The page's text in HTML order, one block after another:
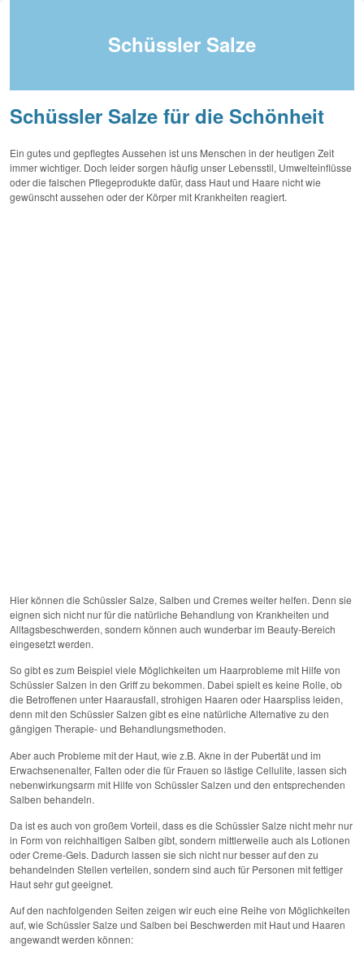
Schüssler Salze
Schüssler Salze für die Schönheit
Ein gutes und gepflegtes Aussehen ist uns Menschen in der heutigen Zeit
immer wichtiger. Doch leider sorgen häufig unser Lebensstil, Umwelteinflüsse
oder die falschen Pflegeprodukte dafür, dass Haut und Haare nicht wie
gewünscht aussehen oder der Körper mit Krankheiten reagiert.
Hier können die Schüssler Salze, Salben und Cremes weiter helfen. Denn sie
eignen sich nicht nur für die natürliche Behandlung von Krankheiten und
Alltagsbeschwerden, sondern können auch wunderbar im Beauty-Bereich
eingesetzt werden.
So gibt es zum Beispiel viele Möglichkeiten um Haarprobleme mit Hilfe von
Schüssler Salzen in den Griff zu bekommen. Dabei spielt es keine Rolle, ob
die Betroffenen unter Haarausfall, strohigen Haaren oder Haarspliss leiden,
denn mit den Schüssler Salzen gibt es eine natürliche Alternative zu den
gängigen Therapie- und Behandlungsmethoden.
Aber auch Probleme mit der Haut, wie z.B. Akne in der Pubertät und im
Erwachsenenalter, Falten oder die für Frauen so lästige Cellulite, lassen sich
nebenwirkungsarm mit Hilfe von Schüssler Salzen und den entsprechenden
Salben behandeln.
Da ist es auch von großem Vorteil, dass es die Schüssler Salze nicht mehr nur
in Form von reichhaltigen Salben gibt, sondern mittlerweile auch als Lotionen
oder Creme-Gels. Dadurch lassen sie sich nicht nur besser auf den zu
behandelnden Stellen verteilen, sondern sind auch für Personen mit fettiger
Haut sehr gut geeignet.
Auf den nachfolgenden Seiten zeigen wir euch eine Reihe von Möglichkeiten
auf, wie Schüssler Salze und Salben bei Beschwerden mit Haut und Haaren
angewandt werden können: